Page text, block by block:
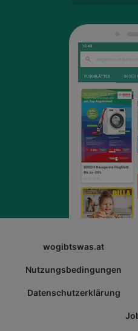
wogibtswas.at
Nutzungsbedingungen
Datenschutzerklärung